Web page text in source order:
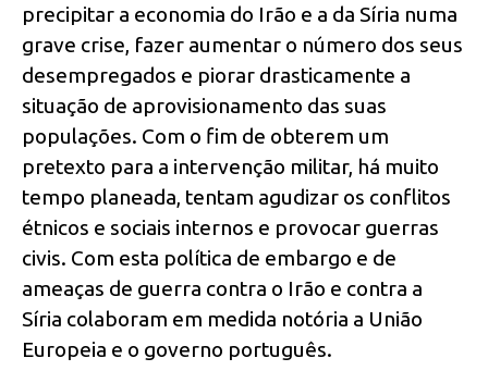
precipitar a economia do Irão e a da Síria numa
grave crise, fazer aumentar o número dos seus
desempregados e piorar drasticamente a
situação de aprovisionamento das suas
populações. Com o fim de obterem um
pretexto para a intervenção militar, há muito
tempo planeada, tentam agudizar os conflitos
étnicos e sociais internos e provocar guerras
civis. Com esta política de embargo e de
ameaças de guerra contra o Irão e contra a
Síria colaboram em medida notória a União
Europeia e o governo português.